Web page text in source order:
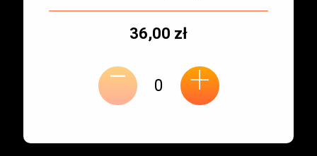
biletu:
Typ
Cena
36,00 zł
- +